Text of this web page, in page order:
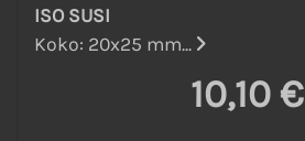
ISO SUSI
Koko: 20x25 mm...
10,10 €